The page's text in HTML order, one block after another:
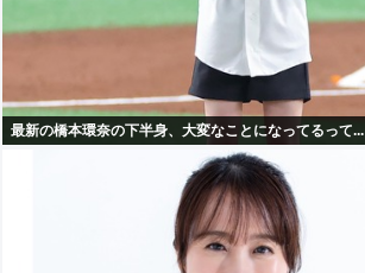
最新の橋本環奈の下半身、大変なことになってるって...